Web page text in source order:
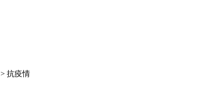
> 抗疫情